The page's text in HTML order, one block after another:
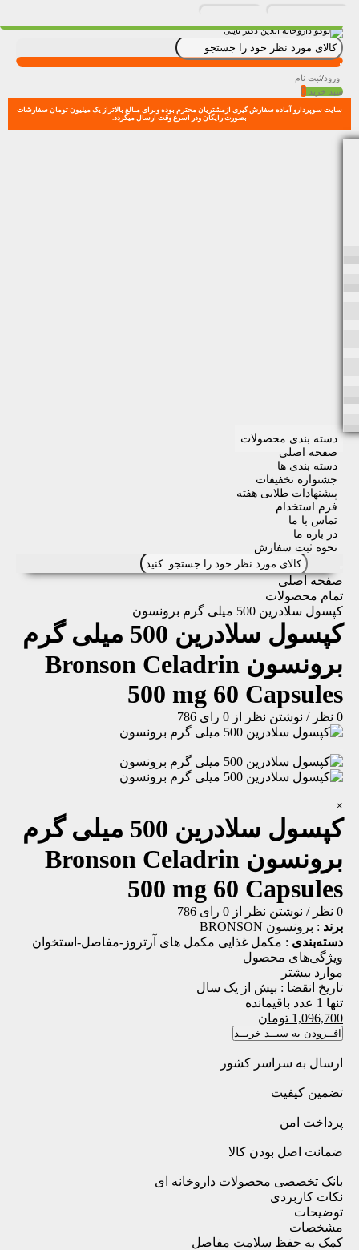
ورود/ثبت نام
سبد خرید 0
سایت سوپردارو آماده سفارش گیری ازمشتریان محترم بوده وبرای مبالغ بالاتراز یک میلیون تومان سفارشات
بصورت رایگان ودر اسرع وقت ارسال میگردد.
دسته بندی محصولات
صفحه اصلی
دسته بندی ها
جشنواره تخفیفات
پیشنهادات طلایی هفته
فرم استخدام
تماس با ما
در باره ما
نحوه ثبت سفارش
صفحه اصلی
تمام محصولات
کپسول سلادرین 500 میلی گرم برونسون
کپسول سلادرین 500 میلی گرم
برونسون Bronson Celadrin
500 mg 60 Capsules
0 نظر / نوشتن نظر از 0 رای 786
×
کپسول سلادرین 500 میلی گرم
برونسون Bronson Celadrin
500 mg 60 Capsules
0 نظر / نوشتن نظر از 0 رای
786
برند : برونسون BRONSON
دسته‌بندی : مکمل غذایی مکمل های آرتروز-مفاصل-استخوان
ویژگی‌های محصول
موارد بیشتر
تاریخ انقضا : بیش از یک سال
تنها 1 عدد باقیمانده
1,096,700 تومان
افــزودن به سبــد خریــد
ارسال به سراسر کشور
تضمین کیفیت
پرداخت امن
ضمانت اصل بودن کالا
بانک تخصصی محصولات داروخانه ای
نکات کاربردی
توضیحات
مشخصات
کمک به حفظ سلامت مفاصل